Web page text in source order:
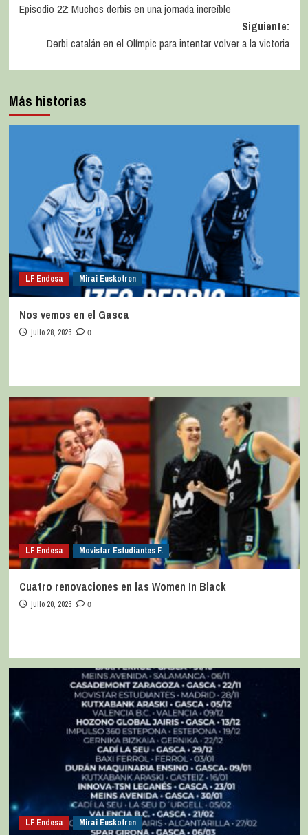
Episodio 22: Muchos derbis en una jornada increíble
Siguiente:
Derbi catalán en el Olímpic para intentar volver a la victoria
Más historias
LF Endesa Mirai Euskotren
Nos vemos en el Gasca
julio 28, 2026 0
LF Endesa Movistar Estudiantes F.
Cuatro renovaciones en las Women In Black
julio 20, 2026 0
LF Endesa Mirai Euskotren